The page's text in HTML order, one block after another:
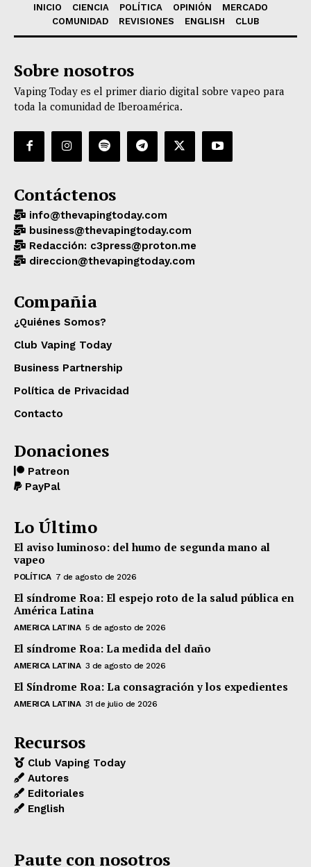
INICIO CIENCIA POLÍTICA OPINIÓN
MERCADO
COMUNIDAD
REVISIONES ENGLISH CLUB
Sobre nosotros
Vaping Today es el primer diario digital sobre vapeo para
toda la comunidad de Iberoamérica.
Contáctenos
info@thevapingtoday.com
business@thevapingtoday.com
Redacción: c3press@proton.me
direccion@thevapingtoday.com
Compañia
¿Quiénes Somos?
Club Vaping Today
Business Partnership
Política de Privacidad
Contacto
Donaciones
Patreon
PayPal
Lo Último
El aviso luminoso: del humo de segunda mano al
vapeo
POLÍTICA 7 de agosto de 2026
El síndrome Roa: El espejo roto de la salud pública en
América Latina
AMERICA LATINA 5 de agosto de 2026
El síndrome Roa: La medida del daño
AMERICA LATINA 3 de agosto de 2026
El Síndrome Roa: La consagración y los expedientes
AMERICA LATINA 31 de julio de 2026
Recursos
Club Vaping Today
Autores
Editoriales
English
Paute con nosotros